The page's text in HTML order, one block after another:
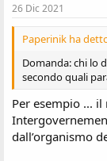
26 Dic 2021
Paperinik ha
Domanda: chi lo
secondo quali
Per esempio ...
dall’organismo